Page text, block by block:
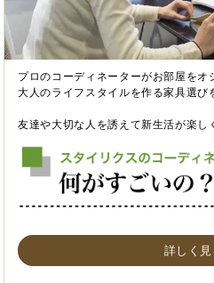
プロのコーディネーターがお部屋をオ
大人のライフスタイルを作る家具選び
友達や大切な人を誘えて新生活が楽し
詳しく見